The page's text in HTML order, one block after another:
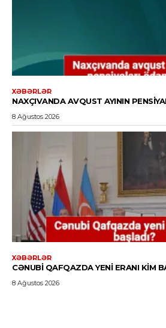
XƏBƏRLƏR
NAXÇIVANDA AVQUST AYININ
8 Ağustos 2026
XƏBƏRLƏR
CƏNUBI QAFQAZDA YENI ERANI KIM
8 Ağustos 2026